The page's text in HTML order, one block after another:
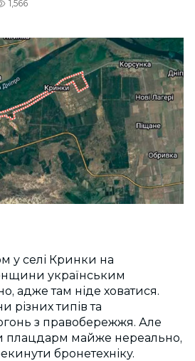
1,566
у селі Кринки на
українським
адже там ніде ховатися.
різних типів та
з правобережжя. Але
плацдарм майже нереально,
бронетехніку.